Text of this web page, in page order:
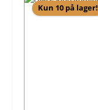
Kun 10 på lager!